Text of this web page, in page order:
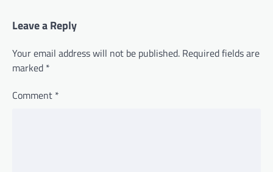
Leave a Reply
Your email address will not be published. Required fields are
marked *
Comment *